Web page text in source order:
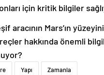
için kritik bilgiler
aracının Mars’ın
hakkında önemli
Yapı Zamanla